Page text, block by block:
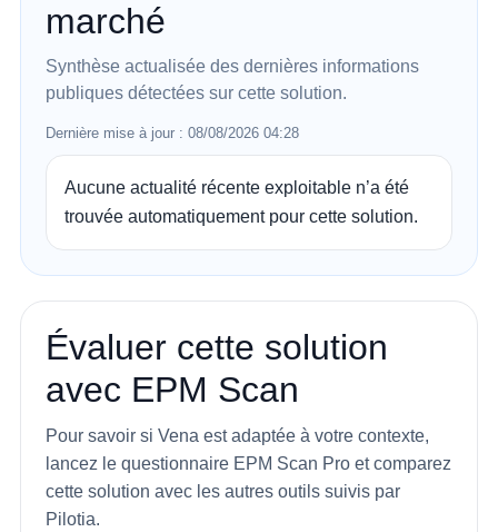
marché
Synthèse actualisée des dernières informations
publiques détectées sur cette solution.
Dernière mise à jour : 08/08/2026 04:28
Aucune actualité récente exploitable n’a été
trouvée automatiquement pour cette solution.
Évaluer cette solution
avec EPM Scan
Pour savoir si Vena est adaptée à votre contexte,
lancez le questionnaire EPM Scan Pro et comparez
cette solution avec les autres outils suivis par
Pilotia.